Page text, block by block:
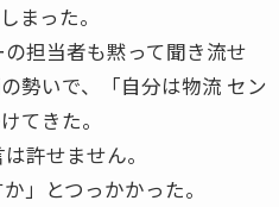
まった。
担当者も黙って聞き流せ
勢いで、「自分は物流 セン
てきた。
許せません。
」とつっかかった。